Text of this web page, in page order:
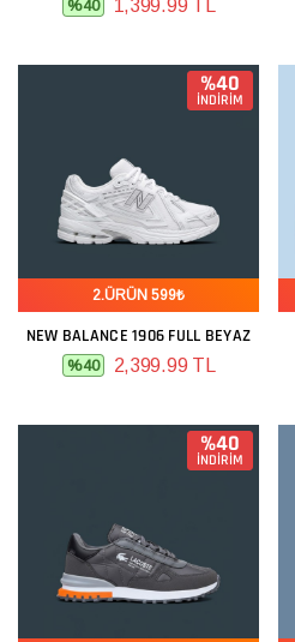
%40 1,399.99 TL
%40
İNDİRİM
2.ÜRÜN 599₺
NEW BALANCE 1906 FULL BEYAZ
%40 2,399.99 TL
%40
İNDİRİM